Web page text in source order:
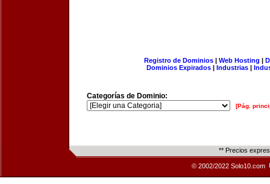
Registro de Dominios| Web Hosting |
Dominios Expirados | Industrias |
Categorías de Dominio:
[Pág.
** Precios
© 2002/2022 Solo10.com